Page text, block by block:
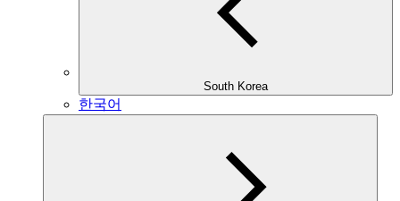
South Korea
한국어